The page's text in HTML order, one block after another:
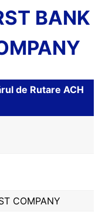
BANK
de Rutare ACH
COMPANY